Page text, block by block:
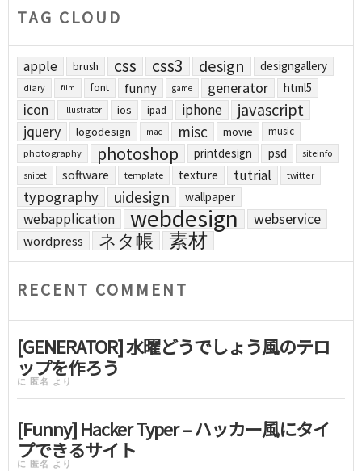
TAG CLOUD
apple brush css css3 design designgallery
diary film font funny game generator html5
icon illustrator ios ipad iphone javascript
jquery logodesign mac misc movie music
photography photoshop printdesign psd siteinfo
snipet software template texture tutrial twitter
typography uidesign wallpaper
webapplication webdesign webservice
wordpress ネタ帳 素材
RECENT COMMENT
[GENERATOR] 水曜どうでしょう風のテロ
ップを作ろう
に 匿名 より
[Funny] Hacker Typer – ハッカー風にタイ
プできるサイト
に 匿名 より